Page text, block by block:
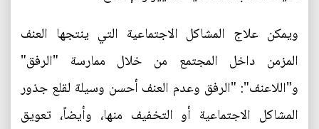
ويمكن علاج المشاكل الاجتماعية التي ينتجها العنف
المزمن داخل المجتمع من خلال ممارسة "الرفق"
و"اللاعنف": "الرفق وعدم العنف أحسن وسيلة لقلع جذور
المشاكل الاجتماعية أو التخفيف منها، وأيضاً، تعويق